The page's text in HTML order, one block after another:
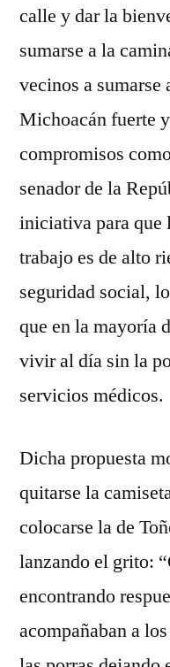
calle y dar la
sumarse a la
vecinos a
Michoacán fuerte
compromisos
senador de la
iniciativa para que
trabajo es de alto
seguridad social,
que en la mayoría
vivir al día sin la
servicios médicos.
Dicha propuesta
quitarse la
colocarse la de
lanzando el grito:
encontrando
acompañaban a